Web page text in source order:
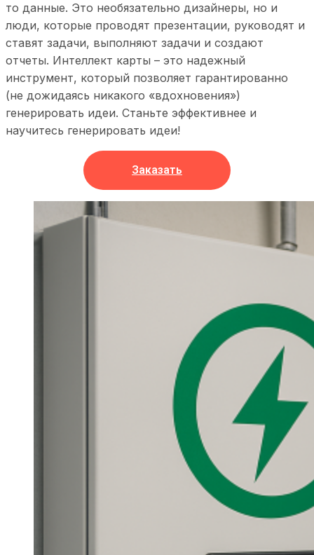
то данные. Это необязательно дизайнеры, но и
люди, которые проводят презентации, руководят и
ставят задачи, выполняют задачи и создают
отчеты. Интеллект карты – это надежный
инструмент, который позволяет гарантированно
(не дожидаясь никакого «вдохновения»)
генерировать идеи. Станьте эффективнее и
научитесь генерировать идеи!
Заказать